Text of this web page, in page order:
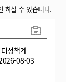
하실 수 있습니다.
정책계
08-03